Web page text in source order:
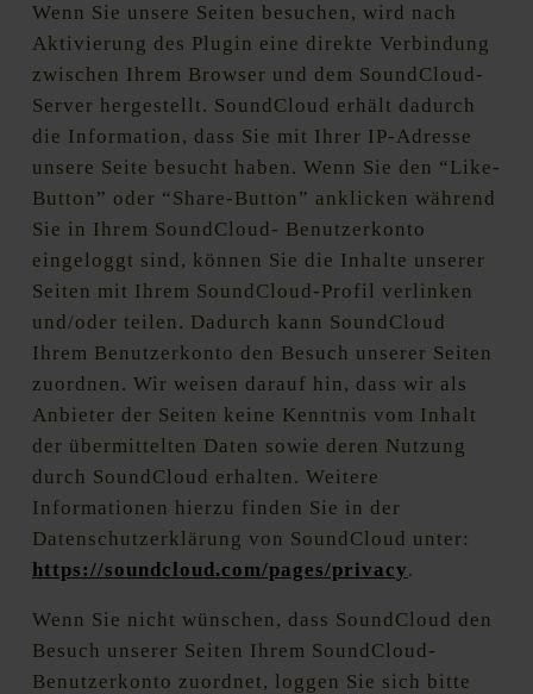
Wenn Sie unsere Seiten besuchen, wird nach
Aktivierung des Plugin eine direkte Verbindung
zwischen Ihrem Browser und dem SoundCloud-
Server hergestellt. SoundCloud erhält dadurch
die Information, dass Sie mit Ihrer IP-Adresse
unsere Seite besucht haben. Wenn Sie den “Like-
Button” oder “Share-Button” anklicken während
Sie in Ihrem SoundCloud- Benutzerkonto
eingeloggt sind, können Sie die Inhalte unserer
Seiten mit Ihrem SoundCloud-Profil verlinken
und/oder teilen. Dadurch kann SoundCloud
Ihrem Benutzerkonto den Besuch unserer Seiten
zuordnen. Wir weisen darauf hin, dass wir als
Anbieter der Seiten keine Kenntnis vom Inhalt
der übermittelten Daten sowie deren Nutzung
durch SoundCloud erhalten. Weitere
Informationen hierzu finden Sie in der
Datenschutzerklärung von SoundCloud unter:
https://soundcloud.com/pages/privacy.
Wenn Sie nicht wünschen, dass SoundCloud den
Besuch unserer Seiten Ihrem SoundCloud-
Benutzerkonto zuordnet, loggen Sie sich bitte